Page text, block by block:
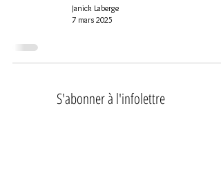
Janick Laberge
7 mars 2025
S'abonner à l'infolettre